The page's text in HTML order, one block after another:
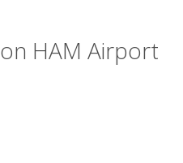
HAM Airport